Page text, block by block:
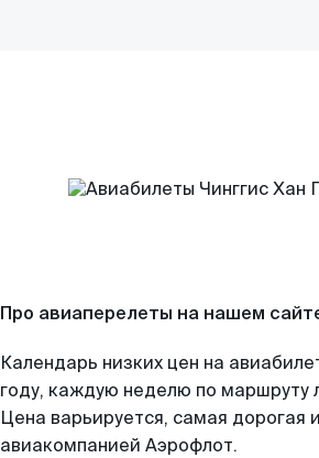
Про авиаперелеты на нашем
Календарь низких цен на
году, каждую неделю по маршруту
Цена варьируется, самая дорогая
авиакомпанией Аэрофлот.